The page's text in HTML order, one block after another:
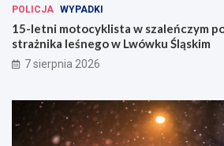
POLICJA WYPADKI
15-letni motocyklista w szaleńczym
strażnika leśnego w Lwówku Śląskim
7 sierpnia 2026